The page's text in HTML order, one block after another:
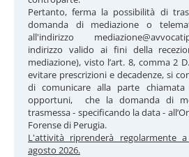
Pertanto, ferma la possibilità di
domanda di mediazione o
all'indirizzo
indirizzo valido ai fini della
mediazione), visto l’art. 8, comma 2
evitare prescrizioni e decadenze, si
di comunicare alla parte
opportuni, che la domanda di
trasmessa - specificando la data -
Forense di Perugia.
L'attività riprenderà regolarmente
agosto 2026.